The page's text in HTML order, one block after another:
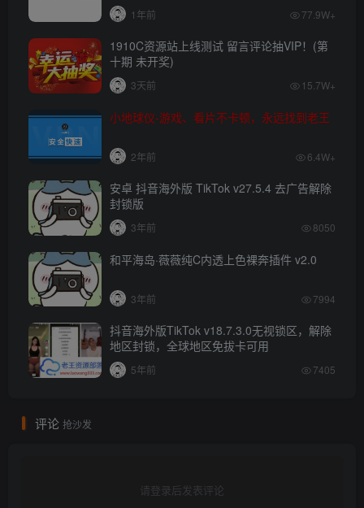
1年前 77.9W+
1910C资源站上线测试 留言评论抽VIP！(第
十期 未开奖)
3天前 15.7W+
小地球仪-游戏、看片不卡顿，永远找到老王
2年前 6.4W+
安卓 抖音海外版 TikTok v27.5.4 去广告解除
封锁版
3年前 8050
和平海岛·薇薇纯C内透上色裸奔插件 v2.0
3年前 7994
抖音海外版TikTok v18.7.3.0无视锁区，解除
地区封锁，全球地区免拔卡可用
5年前 7405
评论 抢沙发
请登录后发表评论